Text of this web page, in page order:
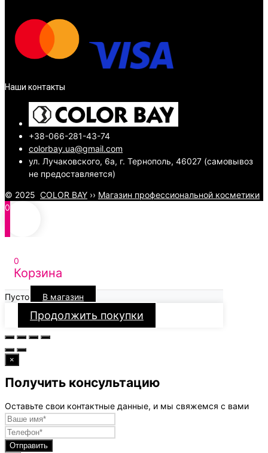
Наши контакты
+38-066-281-43-74
colorbay.ua@gmail.com
ул. Лучаковского, 6а, г. Тернополь, 46027 (самовывоз
не предоставляется)
© 2025 COLOR BAY ›› Магазин профессиональной косметики
0
0
Корзина
Пусто В магазин
Продолжить покупки
×
Получить консультацию
Оставьте свои контактные данные, и мы свяжемся с вами
Отправить